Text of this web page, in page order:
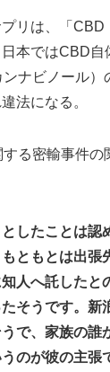
リは、「CBD
本ではCBD
ナビノール
法になる。
る密輸事件の
したことは
ともとは出
人へ託した
そうです。
で、家族の
のが彼の主張